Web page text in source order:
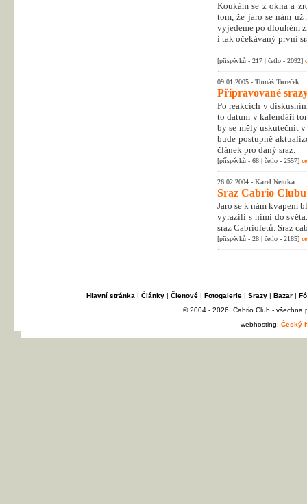
Koukám se z okna a
tom, že jaro se nám
vyjedeme po dlouhém
i tak očekávaný první
[příspěvků - 217 | četlo - 2092]
09.01.2005 - Tomáš Tureček
Připravované
Po reakcích v
to datum v kalendáři
by se měly uskutečnit
bude postupně
článek pro daný sraz.
[příspěvků - 68 | četlo - 2557]
26.02.2004 - Karel Netuka
Sraz Cabrio
Jaro se k nám kvapem
vyrazili s nimi do
sraz Cabrioletů. Sraz
[příspěvků - 28 | četlo - 2185]
Hlavní stránka | Články| Členové| Fotogalerie| Srazy| Bazar|
© 2004 - 2026, Cabrio Club - všechna
webhosting: Český